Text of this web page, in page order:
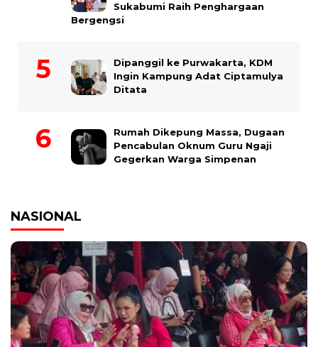
Sukabumi Raih Penghargaan
Bergengsi
Dipanggil ke Purwakarta, KDM
Ingin Kampung Adat Ciptamulya
Ditata
Rumah Dikepung Massa, Dugaan
Pencabulan Oknum Guru Ngaji
Gegerkan Warga Simpenan
NASIONAL